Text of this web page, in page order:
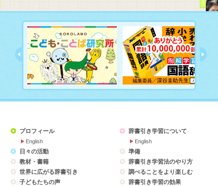
様子
プロフィール
English
日々の活動
教材・書籍
世界に広がる辞書引き
子どもたちの声
辞書引き学習について
English
準備
辞書引き学習法のやり方
調べることをより楽しむ
辞書引き学習の効果